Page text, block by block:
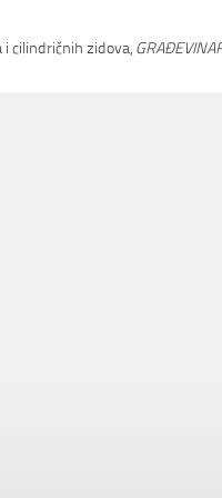
i cilindričnih zidova,